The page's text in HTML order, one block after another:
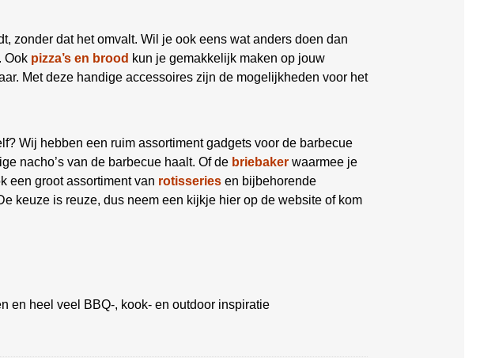
zonder dat het omvalt. Wil je ook eens wat anders doen dan
. Ook pizza’s en brood kun je gemakkelijk maken op jouw
Met deze handige accessoires zijn de mogelijkheden voor het
Wij hebben een ruim assortiment gadgets voor de barbecue
nacho’s van de barbecue haalt. Of de briebaker waarmee je
een groot assortiment van rotisseries en bijbehorende
keuze is reuze, dus neem een kijkje hier op de website of kom
en heel veel BBQ-, kook- en outdoor inspiratie